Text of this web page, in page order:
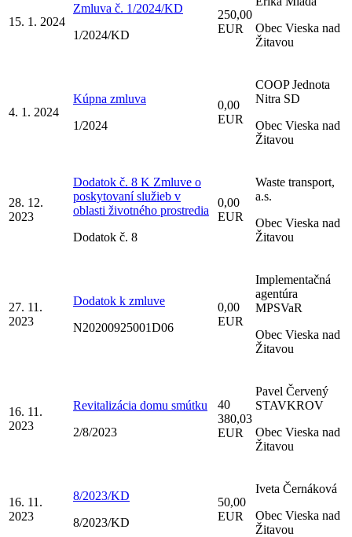
15. 1. 2024
Zmluva č. 1/2024/KD
1/2024/KD
250,00
EUR
Obec Vieska nad
Žitavou
4. 1. 2024
Kúpna zmluva
1/2024
0,00
EUR
COOP Jednota
Nitra SD
Obec Vieska nad
Žitavou
28. 12.
2023
Dodatok č. 8 K Zmluve o
poskytovaní služieb v
oblasti životného prostredia
Dodatok č. 8
0,00
EUR
Waste transport,
a.s.
Obec Vieska nad
Žitavou
27. 11.
2023
Dodatok k zmluve
N20200925001D06
0,00
EUR
Implementačná
agentúra
MPSVaR
Obec Vieska nad
Žitavou
16. 11.
2023
Revitalizácia domu smútku
2/8/2023
40
380,03
EUR
Pavel Červený
STAVKROV
Obec Vieska nad
Žitavou
16. 11.
2023
8/2023/KD
8/2023/KD
50,00
EUR
Iveta Černáková
Obec Vieska nad
Žitavou